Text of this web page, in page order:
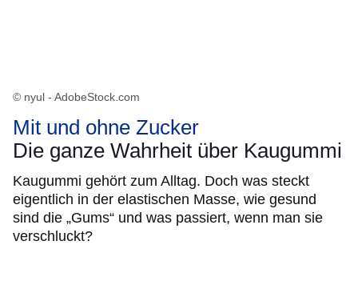
© nyul - AdobeStock.com
Mit und ohne Zucker
Die ganze Wahrheit über Kaugummi
Kaugummi gehört zum Alltag. Doch was steckt
eigentlich in der elastischen Masse, wie gesund
sind die „Gums“ und was passiert, wenn man sie
verschluckt?